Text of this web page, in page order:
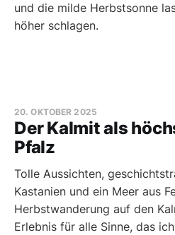
und die milde Herbstsonne
höher schlagen.
Der Kalmit als
Pfalz
20. OKTOBER 2025
Tolle Aussichten,
Kastanien und ein Meer aus
Herbstwanderung auf den
Erlebnis für alle Sinne, das